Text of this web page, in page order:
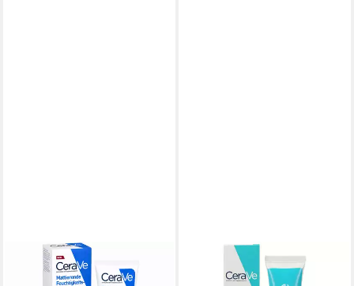
CERAVE
Feuchtigkeitscreme Oil
Gesichtspflege Anti-